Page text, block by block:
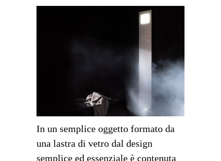
In un semplice oggetto formato da
una lastra di vetro dal design
semplice ed essenziale è contenuta